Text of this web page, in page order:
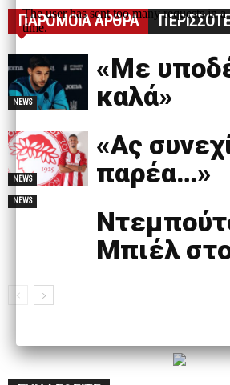
ΠΑΡΟΜΟΙΑ ΑΡΘΡΑ
NEWS
«Με
καλά»
NEWS
«Ας
παρέα…»
NEWS
Μπιέλ